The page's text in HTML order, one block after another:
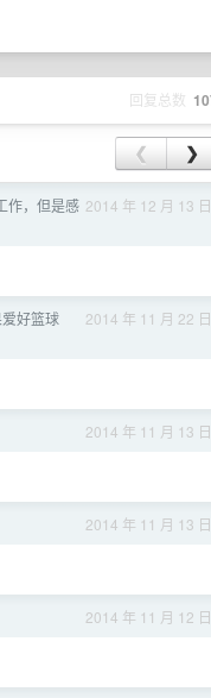
回复总数
❮ ❯
2014 年 12 月 13 日
作，但是感
2014 年 11 月 22 日
好篮球
2014 年 11 月 13 日
2014 年 11 月 13 日
2014 年 11 月 12 日